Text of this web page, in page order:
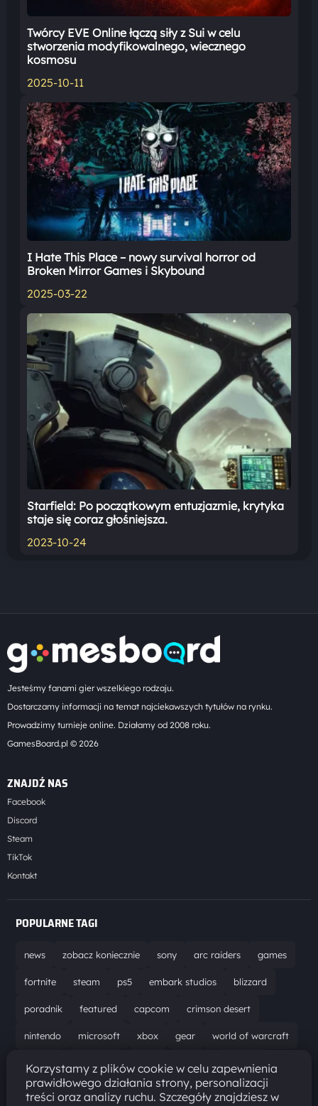
Twórcy EVE Online łączą siły z Sui w celu
stworzenia modyfikowalnego, wiecznego
kosmosu
2025-10-11
I Hate This Place – nowy survival horror od
Broken Mirror Games i Skybound
2025-03-22
Starfield: Po początkowym entuzjazmie, krytyka
staje się coraz głośniejsza.
2023-10-24
Jesteśmy fanami gier wszelkiego rodzaju.
Dostarczamy informacji na temat najciekawszych tytułów na rynku.
Prowadzimy turnieje online. Działamy od 2008 roku.
GamesBoard.pl © 2026
ZNAJDŹ NAS
Facebook
Discord
Steam
TikTok
Kontakt
POPULARNE TAGI
news zobacz koniecznie sony arc raiders games
fortnite steam ps5 embark studios blizzard
poradnik featured capcom crimson desert
nintendo microsoft xbox gear world of warcraft
solucja marathon ubisoft bungie recenzja
resident evil requiem gaming aktualizacja pc
Korzystamy z plików cookie w celu zapewnienia
prawidłowego działania strony, personalizacji
treści oraz analizy ruchu. Szczegóły znajdziesz w